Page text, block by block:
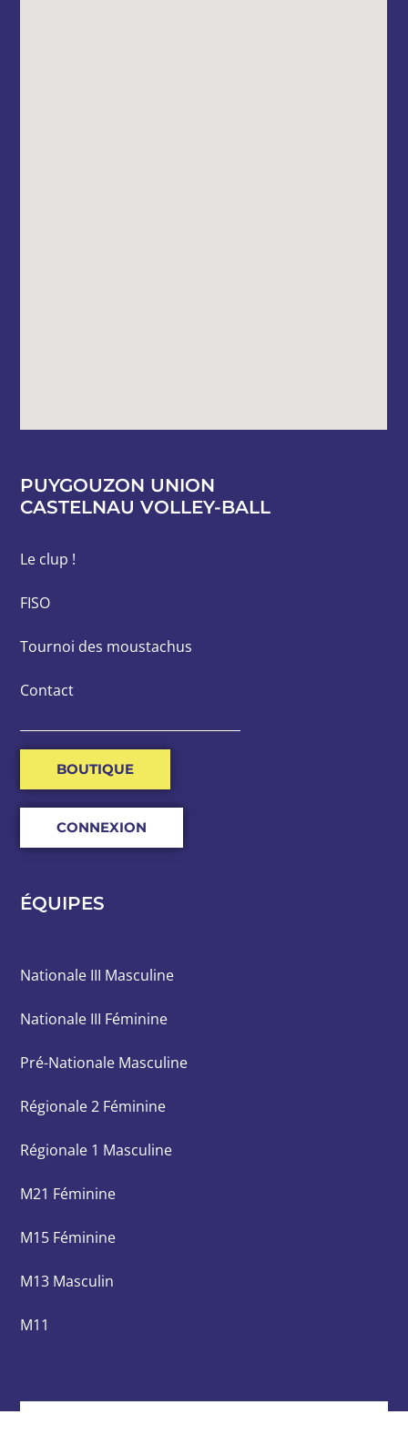
PUYGOUZON UNION
CASTELNAU VOLLEY-BALL
Le clup !
FISO
Tournoi des moustachus
Contact
BOUTIQUE
CONNEXION
ÉQUIPES
Nationale III Masculine
Nationale III Féminine
Pré-Nationale Masculine
Régionale 2 Féminine
Régionale 1 Masculine
M21 Féminine
M15 Féminine
M13 Masculin
M11